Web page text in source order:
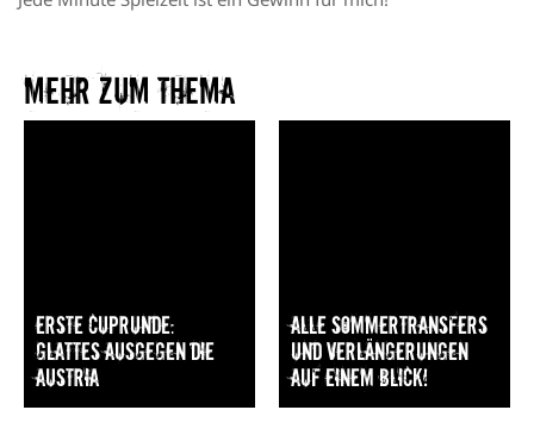
Mehr zum Thema​
Erste Cuprunde:
Glattes Ausgegen die
Austria
Alle Sommertransfers
und Verlängerungen
auf einem Blick!